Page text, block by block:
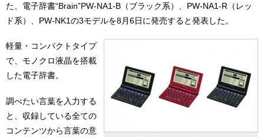
た、電子辞書“Brain”PW-NA1-B（ブラック系）、PW-NA1-R（レッ
ド系）、PW-NK1の3モデルを8月6日に発売すると発表した。
軽量・コンパクトタイプ
で、モノクロ液晶を搭載
した電子辞書。
調べたい言葉を入力する
と、収録している全ての
コンテンツから言葉の意